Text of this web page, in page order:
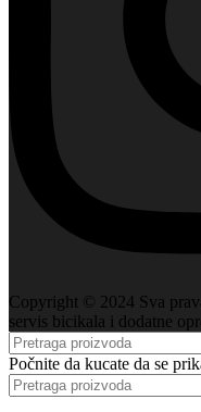
Copyright © 2024 Sva
servis bicikala i dodatne
Počnite da kucate da se